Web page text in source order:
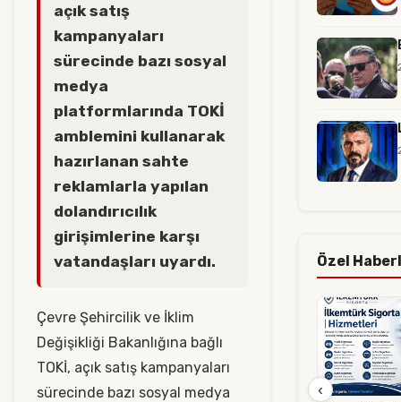
açık satış
kampanyaları
sürecinde bazı sosyal
medya
platformlarında TOKİ
amblemini kullanarak
hazırlanan sahte
reklamlarla yapılan
dolandırıcılık
girişimlerine karşı
vatandaşları uyardı.
Çevre Şehircilik ve İklim
Değişikliği Bakanlığına bağlı
TOKİ, açık satış kampanyaları
sürecinde bazı sosyal medya
Özel
‹